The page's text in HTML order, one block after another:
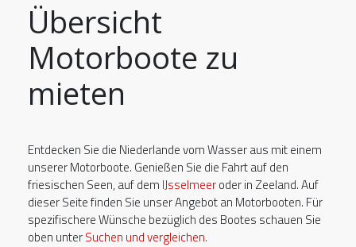
Übersicht
Motorboote zu
mieten
Entdecken Sie die Niederlande vom Wasser aus mit einem
unserer Motorboote. Genießen Sie die Fahrt auf den
friesischen Seen, auf dem IJsselmeeroder in Zeeland. Auf
dieser Seite finden Sie unser Angebot an Motorbooten. Für
spezifischere Wünsche bezüglich des Bootes schauen Sie
oben unterSuchen und vergleichen.